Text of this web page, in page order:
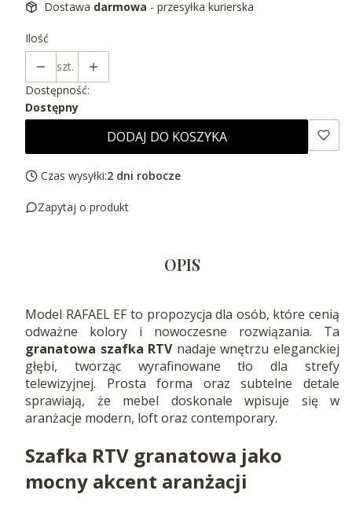
Dostawa darmowa - przesyłka kurierska
Ilość
szt.
Dostępność:
Dostępny
DODAJ DO KOSZYKA
Czas wysyłki:2 dni robocze
Zapytaj o produkt
OPIS
Model RAFAEL EF to propozycja dla osób, które cenią
odważne kolory i nowoczesne rozwiązania. Ta
granatowa szafka RTVnadaje wnętrzu eleganckiej
głębi, tworząc wyrafinowane tło dla strefy
telewizyjnej. Prosta forma oraz subtelne detale
sprawiają, że mebel doskonale wpisuje się w
aranżacje modern, loft oraz contemporary.
Szafka RTV granatowa jako
mocny akcent aranżacji